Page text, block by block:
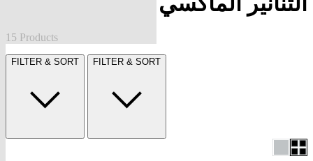
15 Products
FILTER & SORT FILTER & SORT